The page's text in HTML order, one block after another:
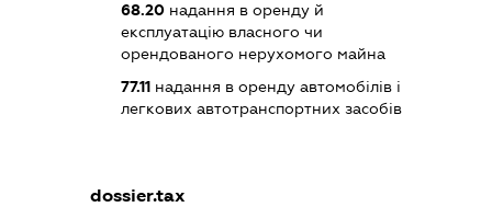
68.20надання в оренду й
експлуатацію власного чи
орендованого нерухомого майна
77.11надання в оренду автомобілів і
легкових автотранспортних засобів
dossier.tax